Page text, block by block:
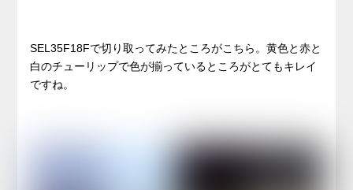
SEL35F18Fで切り取ってみたところがこちら。黄色と赤と
白のチューリップで色が揃っているところがとてもキレイ
ですね。